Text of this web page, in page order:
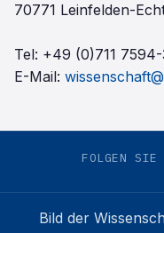
70771 Leinfelden-
Tel: +49 (0)711
E-Mail:
FOLGEN SIE
Bild der